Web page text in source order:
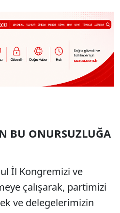
BU ONURSUZLUĞA
İl Kongremizi ve
çalışarak, partimizi
ve delegelerimizin